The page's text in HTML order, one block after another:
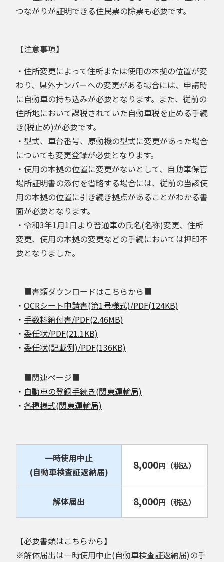
つながりが証明できる住民票の除票も必要です。
【注意事項】
・ 住所変更によって住所または使用の本拠の位置が変
わり、県外ナンバーへの変更がある場合には、申請時
に自動車の持ち込みが必要となります。 また、従前の
住所地において課税されていた自動車税を止める手続
き(税止め)が必要です。
・型式、車台番号、原動機の型式に変更があった場合
についても変更登録が必要となります。
・使用の本拠の位置に変更がないとして、自動車保管
場所証明書の添付を省略する場合には、従前の当該使
用の本拠の位置に引き続き拠点があることがわかる書
面が必要となります。
・令和3年1月1日より普通車の氏名(名称)変更、住所
変更、使用の本拠の変更などの手続においては押印不
要となりました。
■書類ダウンロードはこちらから■
・ OCRシート申請書(第1号様式)/PDF(124KB)
・ 手数料納付書/PDF(2.46MB)
・ 委任状/PDF(21.1KB)
・ 委任状(記載例)/PDF(136KB)
■関連ページ■
・ 自動車の登録手続き(関東運輸局)
・ 各種様式(関東運輸局)
一時使用中止
(自動車検査証返納届)
8,000円 （税込）
解体届出 8,000円 （税込）
【必要書類はこちらから】
※解体届出は一時使用中止(自動車検査証返納届)の手